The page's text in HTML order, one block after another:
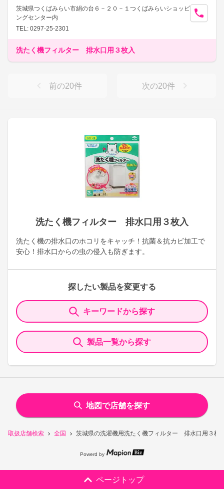
取扱店舗検索 全国 茨城県の洗濯機用洗たく機フィルター 排水口用３枚
洗たく機フィルター 排水口用３枚入
洗たく機の排水口のホコリをキャッチ！抗菌＆抗カビ加工で
安心！排水口からの虫の侵入も防ぎます。
探したい製品を変更する
キーワードから探す
製品一覧から探す
茨城県つくばみらい市絹の台６－２０－１つくばみらいショッピ
ングセンター内
TEL: 0297-25-2301
洗たく機フィルター 排水口用３枚入
前の20件 次の20件
地図で店舗を探す
Powerd by
ページトップ